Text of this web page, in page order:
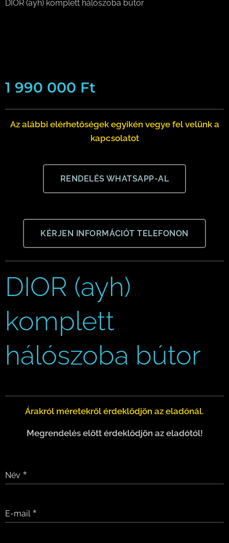
DIOR (ayh) komplett hálószoba bútor
1 990 000 Ft
Az alábbi elérhetőségek egyikén vegye fel velünk a
kapcsolatot
RENDELÉS WHATSAPP-AL
KÉRJEN INFORMÁCIÓT TELEFONON
DIOR (ayh)
komplett
hálószoba bútor
Árakról méretekről érdeklődjön az eladónál.
Megrendelés elött érdeklődjön az eladótól!
Név
E-mail